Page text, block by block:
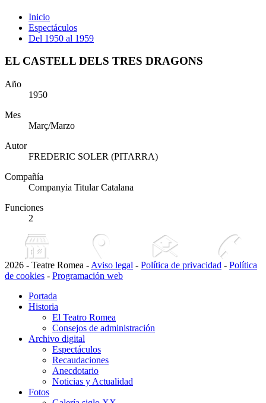
Inicio
Espectáculos
Del 1950 al 1959
EL CASTELL DELS TRES DRAGONS
Año
1950
Mes
Març/Marzo
Autor
FREDERIC SOLER (PITARRA)
Compañía
Companyia Titular Catalana
Funciones
2
2026 - Teatre Romea - Aviso legal - Política de privacidad - Política
de cookies - Programación web
Portada
Historia
El Teatro Romea
Consejos de administración
Archivo digital
Espectáculos
Recaudaciones
Anecdotario
Noticias y Actualidad
Fotos